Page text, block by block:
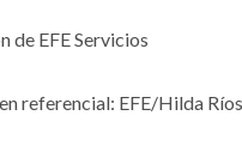
de EFE Servicios
referencial: EFE/Hilda Ríos